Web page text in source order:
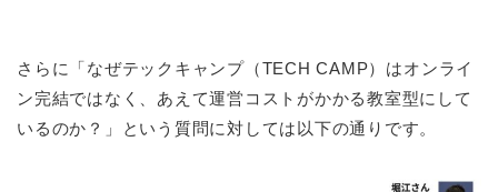
さらに「なぜテックキャンプ（TECH CAMP）はオンライ
ン完結ではなく、あえて運営コストがかかる教室型にして
いるのか？」という質問に対しては以下の通りです。